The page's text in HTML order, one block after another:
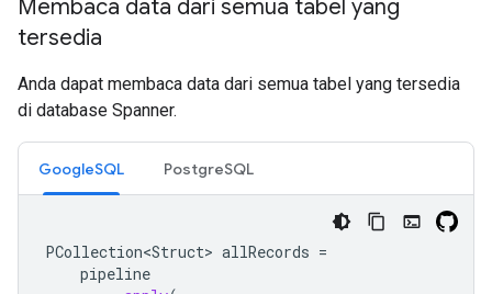
Membaca data dari semua tabel yang
tersedia
Anda dapat membaca data dari semua tabel yang tersedia
di database Spanner.
GoogleSQL PostgreSQL
PCollection<Struct> allRecords =
pipeline